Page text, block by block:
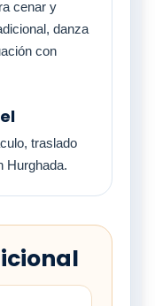
cenar y
danza
con
traslado
Hurghada.